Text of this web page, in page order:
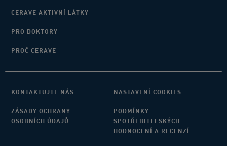
CERAVE AKTIVNÍ LÁTKY
PRO DOKTORY
PROČ CERAVE
KONTAKTUJTE NÁS NASTAVENÍ COOKIES
ZÁSADY OCHRANY
OSOBNÍCH ÚDAJŮ
PODMÍNKY
SPOTŘEBITELSKÝCH
HODNOCENÍ A RECENZÍ